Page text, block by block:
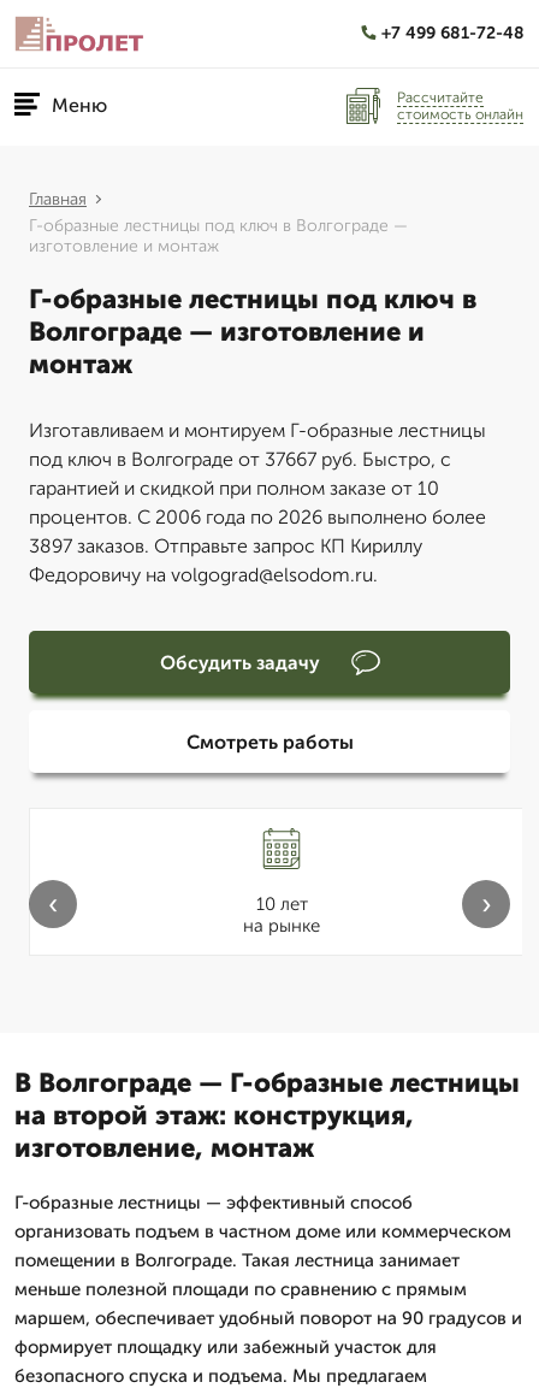
+7 499 681-72-48
Меню
Рассчитайте
стоимость онлайн
Главная
Г-образные лестницы под ключ в Волгограде —
изготовление и монтаж
Г-образные лестницы под ключ в
Волгограде — изготовление и
монтаж
Изготавливаем и монтируем Г-образные лестницы
под ключ в Волгограде от 37667 руб. Быстро, с
гарантией и скидкой при полном заказе от 10
процентов. С 2006 года по 2026 выполнено более
3897 заказов. Отправьте запрос КП Кириллу
Федоровичу на volgograd@elsodom.ru.
Обсудить задачу
Смотреть работы
10 лет
на рынке
‹ ›
В Волгограде — Г-образные лестницы
на второй этаж: конструкция,
изготовление, монтаж
Г-образные лестницы — эффективный способ
организовать подъем в частном доме или коммерческом
помещении в Волгограде. Такая лестница занимает
меньше полезной площади по сравнению с прямым
маршем, обеспечивает удобный поворот на 90 градусов и
формирует площадку или забежный участок для
безопасного спуска и подъема. Мы предлагаем